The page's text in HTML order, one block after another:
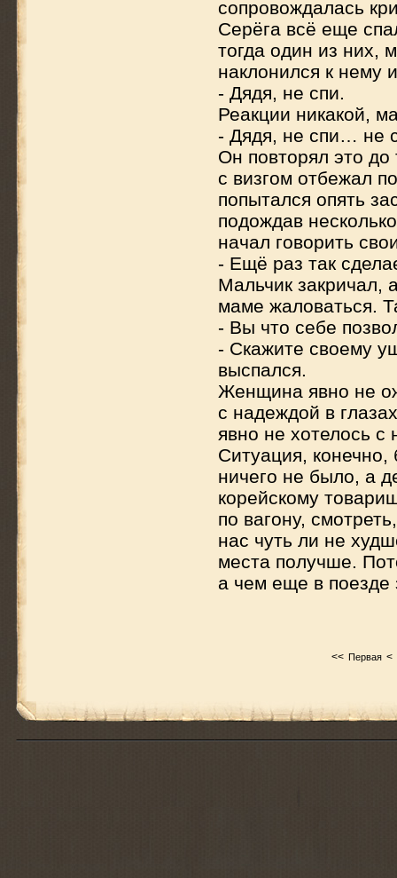
сопровождалась
Серёга всё еще
тогда один из них,
наклонился к нему
- Дядя, не спи.
Реакции никакой,
- Дядя, не спи… не
Он повторял это до
с визгом отбежал
попытался опять
подождав
начал говорить
- Ещё раз так
Мальчик закричал,
маме жаловаться.
- Вы что себе
- Скажите своему
выспался.
Женщина явно не
с надеждой в
явно не хотелось
Ситуация,
ничего не было, а
корейскому
по вагону,
нас чуть ли не
места получше.
а чем еще в поезде
<< Первая <